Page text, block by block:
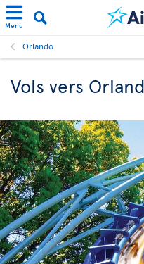
Menu
Orlando
Vols vers